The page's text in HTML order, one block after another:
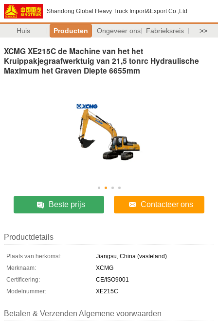
Shandong Global Heavy Truck Import&Export Co.,Ltd
Huis Producten Ongeveer ons Fabrieksreis >>
XCMG XE215C de Machine van het het
Kruippakjegraafwerktuig van 21,5 tonrc Hydraulische
Maximum het Graven Diepte 6655mm
Beste prijs Contacteer ons
Productdetails
Plaats van herkomst:
Jiangsu, China (vasteland)
Merknaam:
XCMG
Certificering:
CE/ISO9001
Modelnummer:
XE215C
Betalen & Verzenden Algemene voorwaarden